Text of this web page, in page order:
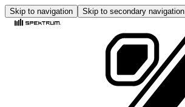
Skip to navigation Skip to secondary navigation